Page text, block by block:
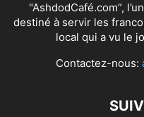
"AshdodCafé.com”,
destiné à servir les
local qui a vu le
Contactez-nous: